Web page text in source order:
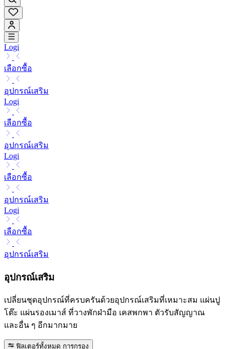
Logi
เลือกซื้อ
อุปกรณ์เสริม
Logi
เลือกซื้อ
อุปกรณ์เสริม
Logi
เลือกซื้อ
อุปกรณ์เสริม
Logi
เลือกซื้อ
อุปกรณ์เสริม
อุปกรณ์เสริม
เปลี่ยนชุดอุปกรณ์ที่ครบครันด้วยอุปกรณ์เสริมที่เหมาะสม แผ่นปู
โต๊ะ แผ่นรองเมาส์ ที่วางพักฝ่ามือ เคสพกพา ตัวรับสัญญาณ
และอื่น ๆ อีกมากมาย
ฟิลเตอร์ทั้งหมด การกรอง